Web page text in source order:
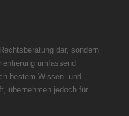
dar, sondern
umfassend
bestem Wissen- und
übernehmen jedoch für